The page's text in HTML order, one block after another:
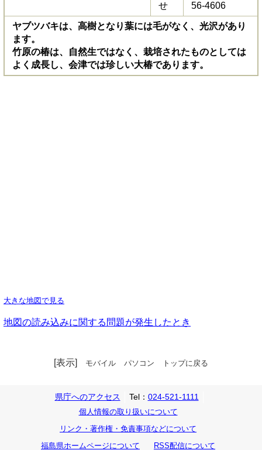
せ
56-4606
ヤブツバキは、高樹となり葉には毛がなく、光沢があり
ます。
竹原の椿は、自然生ではなく、栽培されたものとしては
よく成長し、会津では珍しい大椿であります。
大きな地図で見る
地図の読み込みに関する問題が発生したとき
[表示] モバイル パソコン トップに戻る
県庁へのアクセス Tel： 024-521-1111
個人情報の取り扱いについて
リンク・著作権・免責事項などについて
福島県ホームページについて
RSS配信について